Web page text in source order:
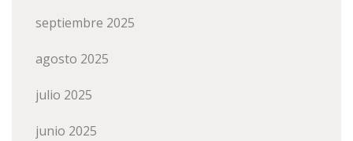
septiembre 2025
agosto 2025
julio 2025
junio 2025